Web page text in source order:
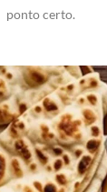
ponto certo.